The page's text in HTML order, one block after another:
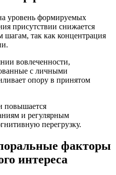
уровень формируемых
присутствии снижается
шагам, так как концентрация
вовлеченности,
с личными
опору в принятом
повышается
и регулярным
перегрузку.
факторы
интереса